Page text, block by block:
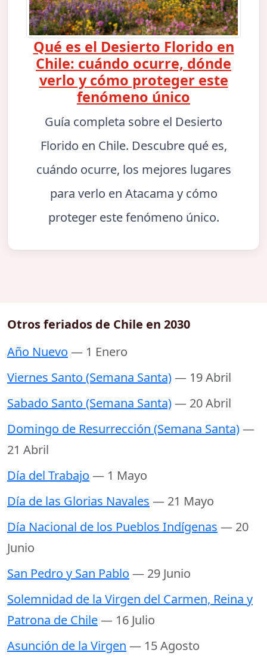
Qué es el Desierto Florido en
Chile: cuándo ocurre, dónde
verlo y cómo proteger este
fenómeno único
Guía completa sobre el Desierto
Florido en Chile. Descubre qué es,
cuándo ocurre, los mejores lugares
para verlo en Atacama y cómo
proteger este fenómeno único.
Otros feriados de Chile en 2030
Año Nuevo — 1 Enero
Viernes Santo (Semana Santa)— 19 Abril
Sabado Santo (Semana Santa)— 20 Abril
Domingo de Resurrección (Semana Santa)—
21 Abril
Día del Trabajo — 1 Mayo
Día de las Glorias Navales — 21 Mayo
Día Nacional de los Pueblos Indígenas — 20
Junio
San Pedro y San Pablo — 29 Junio
Solemnidad de la Virgen del Carmen, Reina y
Patrona de Chile— 16 Julio
Asunción de la Virgen — 15 Agosto